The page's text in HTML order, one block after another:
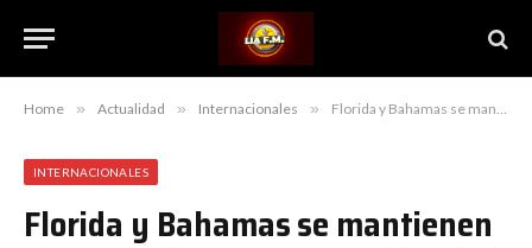
Home » Actualidad » Internacionales » Florida y Bahamas se mantienen atentas a la tormenta subtropical Nicole
INTERNACIONALES
Florida y Bahamas se mantienen